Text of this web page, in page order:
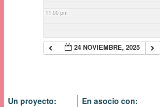
11:00 pm
24 NOVIEMBRE, 2025
Un proyecto: En asocio con: